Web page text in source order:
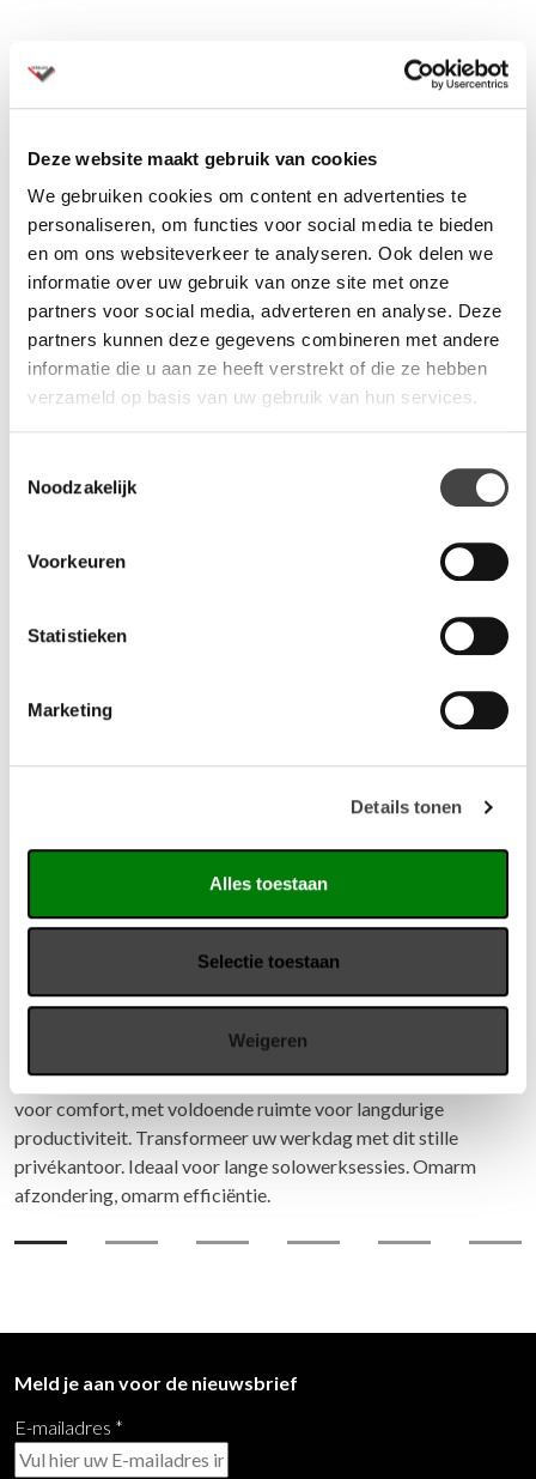
Deze website maakt gebruik van cookies
We gebruiken cookies om content en advertenties te
personaliseren, om functies voor social media te bieden
en om ons websiteverkeer te analyseren. Ook delen we
informatie over uw gebruik van onze site met onze
partners voor social media, adverteren en analyse. Deze
partners kunnen deze gegevens combineren met andere
informatie die u aan ze heeft verstrekt of die ze hebben
verzameld op basis van uw gebruik van hun services.
Noodzakelijk
Voorkeuren
Statistieken
Marketing
Details tonen
Alles toestaan
Selectie toestaan
Weigeren
maximaal 5 personen. Deze booth van 5,2m
is de ideale plek
voor kleine teams om te brainstormen en te werken aan
CO2-sensor bewaakt actief de luchtkwaliteit. Voeg Lohko
Pure-technologie toe om bacteriën en virussen uit de lucht en
ziekteverwekkers uit oppervlakken te verwijderen.
Vragen?
Wij staan u graag te woord via de telefoon.
Gerelateerde producten
PhoneAlone Work Booth Classic
Ontdek 'The Work Booth': uw persoonlijke focusfort voor
ononderbroken, individueel werken. Ergonomisch ontworpen
voor comfort, met voldoende ruimte voor langdurige
productiviteit. Transformeer uw werkdag met dit stille
privékantoor. Ideaal voor lange solowerksessies. Omarm
afzondering, omarm efficiëntie.
Meld je aan voor de nieuwsbrief
E-mailadres *